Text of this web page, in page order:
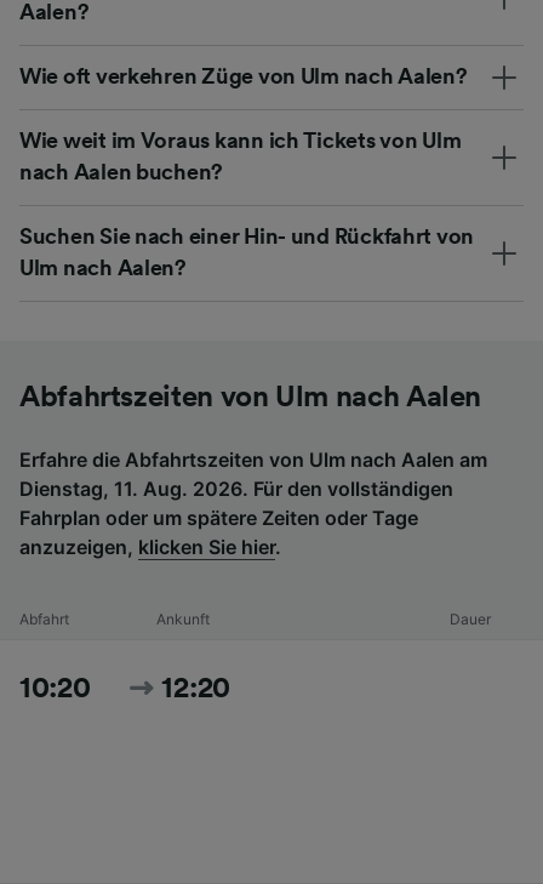
Aalen?
Wie oft verkehren Züge von Ulm nach Aalen?
Wie weit im Voraus kann ich Tickets von Ulm
nach Aalen buchen?
Suchen Sie nach einer Hin- und Rückfahrt von
Ulm nach Aalen?
Abfahrtszeiten von Ulm nach Aalen
Erfahre die Abfahrtszeiten von Ulm nach Aalen am
Dienstag, 11. Aug. 2026. Für den vollständigen
Fahrplan oder um spätere Zeiten oder Tage
anzuzeigen, klicken Sie hier.
Abfahrt Ankunft Dauer
10:20 12:20